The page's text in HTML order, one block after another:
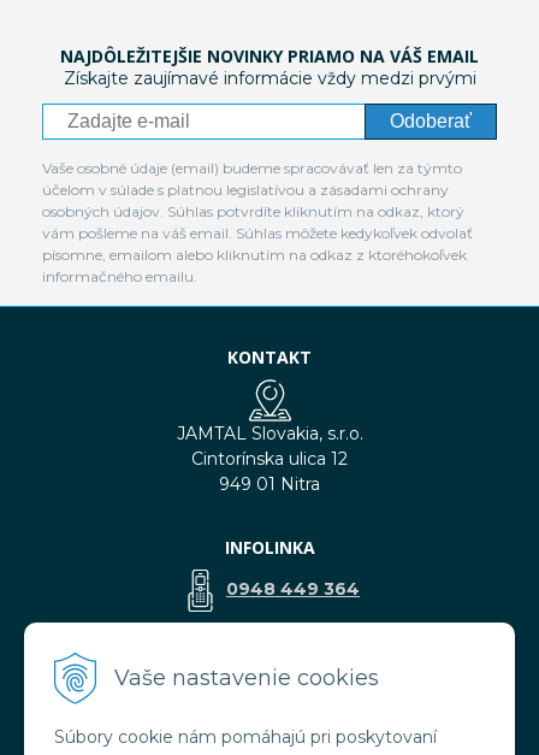
Vaše nastavenie cookies
Súbory cookie nám pomáhajú pri poskytovaní
NAJDÔLEŽITEJŠIE NOVINKY PRIAMO NA VÁŠ EMAIL
Získajte zaujímavé informácie vždy medzi prvými
Odoberať
Vaše osobné údaje (email) budeme spracovávať len za týmto
účelom v súlade s platnou legislatívou a zásadami ochrany
osobných údajov. Súhlas potvrdíte kliknutím na odkaz, ktorý
vám pošleme na váš email. Súhlas môžete kedykoľvek odvolať
písomne, emailom alebo kliknutím na odkaz z ktoréhokoľvek
informačného emailu.
KONTAKT
JAMTAL Slovakia, s.r.o.
Cintorínska ulica 12
949 01 Nitra
INFOLINKA
0948 449 364
VŠETKO O NÁKUPE